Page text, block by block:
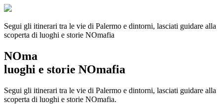
Segui gli itinerari tra le vie di Palermo e dintorni, lasciati guidare alla
scoperta di luoghi e storie NOmafia
NOma
luoghi e storie NOmafia
Segui gli itinerari tra le vie di Palermo e dintorni, lasciati guidare alla
scoperta di luoghi e storie NOmafia.